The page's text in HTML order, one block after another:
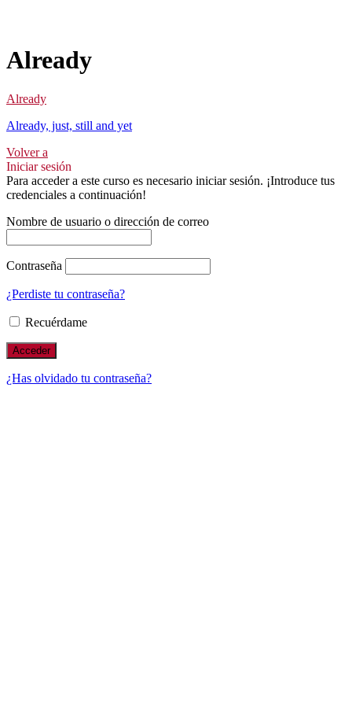
Already
Already
Already, just, still and yet
Volver a
Iniciar sesión
Para acceder a este curso es necesario iniciar sesión. ¡Introduce tus
credenciales a continuación!
Nombre de usuario o dirección de correo
Contraseña
¿Perdiste tu contraseña?
Recuérdame
¿Has olvidado tu contraseña?